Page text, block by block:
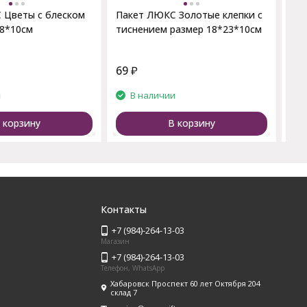
с блеском
Пакет ЛЮКС Золотые клепки с
тиснением размер 18*23*10см
69₽
В наличии
В корзину
Контакты
+7 (984)-264-13-03
Магазин
+7 (984)-264-13-03
Телефон, WhatsApp
Хабаровск Проспект 60 лет Октября 204
склад 7